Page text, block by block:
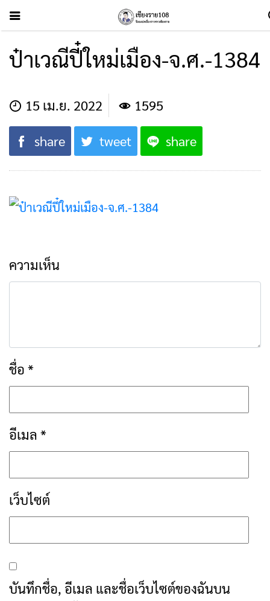
ป๋าเวณีปี๋ใหม่เมือง-จ.ศ.-1384
15 เม.ย. 2022 1595
share tweet share
ความเห็น
ชื่อ *
อีเมล *
เว็บไซต์
บันทึกชื่อ, อีเมล และชื่อเว็บไซต์ของฉันบน